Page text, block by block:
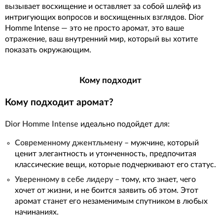
вызывает восхищение и оставляет за собой шлейф из
интригующих вопросов и восхищенных взглядов. Dior
Homme Intense — это не просто аромат, это ваше
отражение, ваш внутренний мир, который вы хотите
показать окружающим.
Кому подходит
Кому подходит аромат?
Dior Homme Intense идеально подойдет для:
Современному джентльмену – мужчине, который
ценит элегантность и утонченность, предпочитая
классические вещи, которые подчеркивают его статус.
Уверенному в себе лидеру – тому, кто знает, чего
хочет от жизни, и не боится заявить об этом. Этот
аромат станет его незаменимым спутником в любых
начинаниях.